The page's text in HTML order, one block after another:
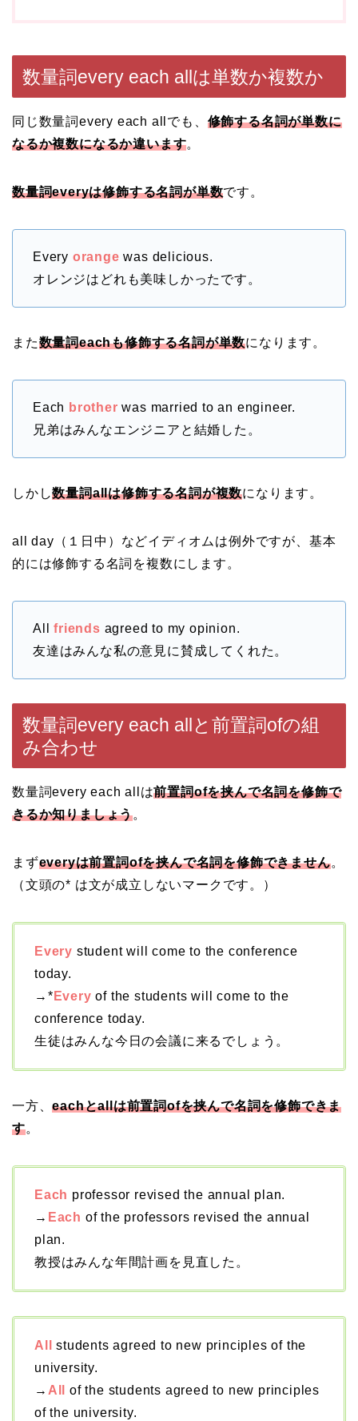
数量詞every each allは単数か複数か
同じ数量詞every each allでも、 修飾する名詞が単数に
なるか複数になるか違います。
数量詞everyは修飾する名詞が単数です。
Every orange was delicious.
オレンジはどれも美味しかったです。
また数量詞eachも修飾する名詞が単数になります。
Each brother was married to an engineer.
兄弟はみんなエンジニアと結婚した。
しかし数量詞allは修飾する名詞が複数になります。
all day（１日中）などイディオムは例外ですが、基本
的には修飾する名詞を複数にします。
Allfriends agreed to my opinion.
友達はみんな私の意見に賛成してくれた。
数量詞every each allと前置詞ofの組
み合わせ
数量詞every each allは前置詞ofを挟んで名詞を修飾で
きるか知りましょう。
まずeveryは前置詞ofを挟んで名詞を修飾できません。
（文頭の* は文が成立しないマークです。）
Every student will come to the conference
today.
→* Every of the students will come to the
conference today.
生徒はみんな今日の会議に来るでしょう。
一方、eachとallは前置詞ofを挟んで名詞を修飾できま
す。
Each professor revised the annual plan.
→ Each of the professors revised the annual
plan.
教授はみんな年間計画を見直した。
All
students agreed to new principles of the
university.
→ All
of the students agreed to new principles
of the university.